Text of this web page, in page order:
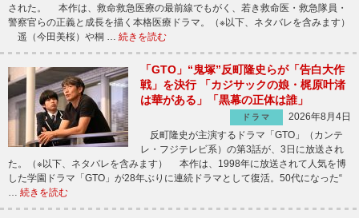
された。 本作は、救命救急医療の最前線でもがく、若き救命医・救急隊員・
警察官らの正義と成長を描く本格医療ドラマ。（※以下、ネタバレを含みます）
遥（今田美桜）や桐 … 続きを読む
「GTO」“鬼塚”反町隆史らが「告白大作
戦」を決行 「カジサックの娘・梶原叶渚
は華がある」「黒幕の正体は誰」
ドラマ
2026年8月4日
反町隆史が主演するドラマ「GTO」（カンテ
レ・フジテレビ系）の第3話が、3日に放送され
た。（※以下、ネタバレを含みます） 本作は、1998年に放送されて人気を博
した学園ドラマ「GTO」が28年ぶりに連続ドラマとして復活。50代になった“
… 続きを読む